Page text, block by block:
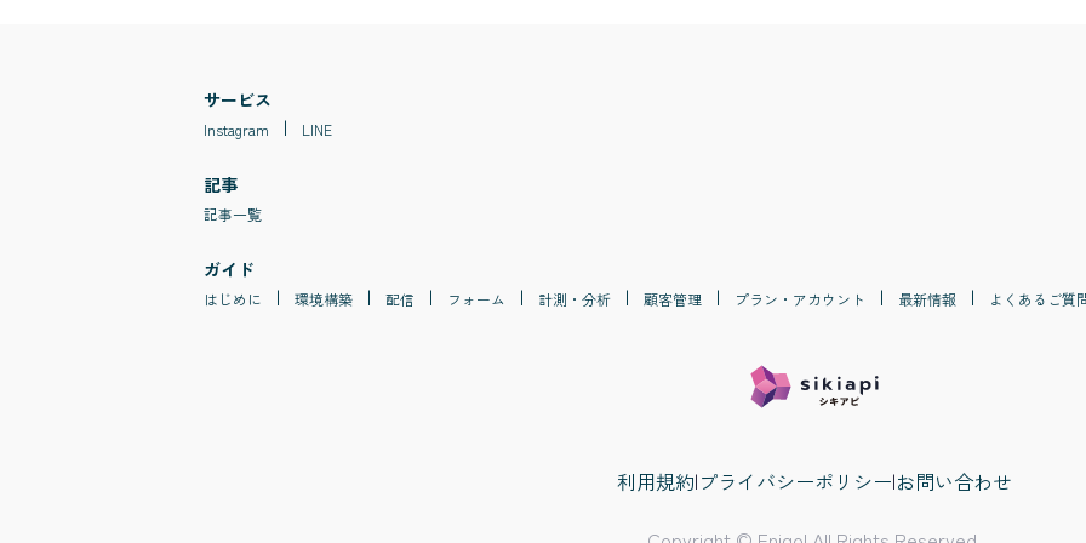
サービス
Instagram LINE
記事
記事一覧
ガイド
はじめに 環境構築 配信 フォーム 計測・分析 顧客管理 プラン・アカウント 最新情報 よくあるご質
利用規約|プライバシーポリシー|お問い合わせ